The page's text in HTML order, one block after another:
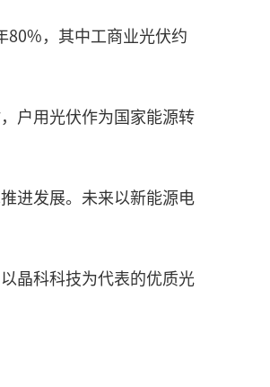
80%，其中工商业光伏约
户用光伏作为国家能源转
进发展。未来以新能源电
晶科科技为代表的优质光